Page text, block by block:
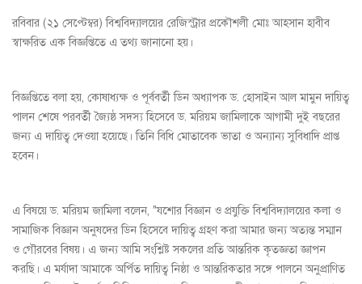
রবিবার (২১ সেপ্টেম্বর) বিশ্ববিদ্যালয়ের রেজিস্ট্রার প্রকৌশলী মোঃ আহসান হাবীব
স্বাক্ষরিত এক বিজ্ঞপ্তিতে এ তথ্য জানানো হয়।
বিজ্ঞপ্তিতে বলা হয়, কোষাধ্যক্ষ ও পূর্ববর্তী ডিন অধ্যাপক ড. হোসাইন আল মামুন দায়িত্ব
পালন শেষে পরবর্তী জ্যৈষ্ঠ সদস্য হিসেবে ড. মরিয়ম জামিলাকে আগামী দুই বছরের
জন্য এ দায়িত্ব দেওয়া হয়েছে। তিনি বিধি মোতাবেক ভাতা ও অন্যান্য সুবিধাদি প্রাপ্ত
হবেন।
এ বিষয়ে ড. মরিয়ম জামিলা বলেন, "যশোর বিজ্ঞান ও প্রযুক্তি বিশ্ববিদ্যালয়ের কলা ও
সামাজিক বিজ্ঞান অনুষদের ডিন হিসেবে দায়িত্ব গ্রহণ করা আমার জন্য অত্যন্ত সম্মান
ও গৌরবের বিষয়। এ জন্য আমি সংশ্লিষ্ট সকলের প্রতি আন্তরিক কৃতজ্ঞতা জ্ঞাপন
করছি। এ মর্যাদা আমাকে অর্পিত দায়িত্ব নিষ্ঠা ও আন্তরিকতার সঙ্গে পালনে অনুপ্রাণিত